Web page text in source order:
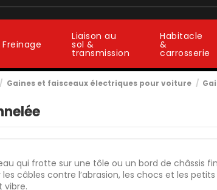
Freinage
Liaison au
sol &
transmission
Habitacle
&
carrosserie
Gaines et faisceaux électriques pour voiture
qui frotte sur une tôle ou un bord de châssis
câbles contre l’abrasion, les chocs et les
vibre.